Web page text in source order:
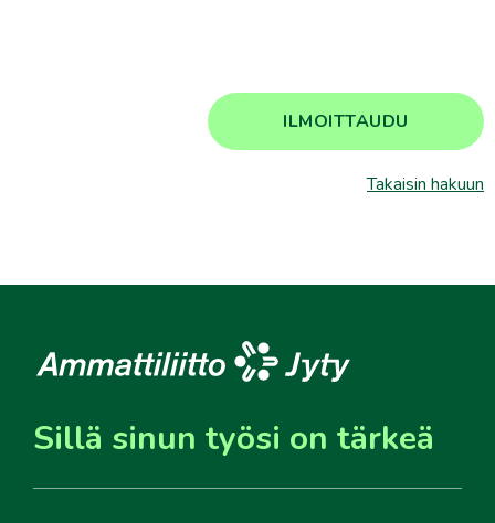
ILMOITTAUDU
Takaisin hakuun
Sillä sinun työsi on tärkeä